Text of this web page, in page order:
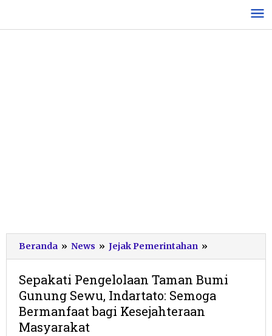
konten
Beranda » News » Jejak Pemerintahan »
Pengelolaan
Bumi
Gunung
Sepakati Pengelolaan Taman Bumi
Gunung Sewu, Indartato: Semoga
Bermanfaat bagi Kesejahteraan
Masyarakat